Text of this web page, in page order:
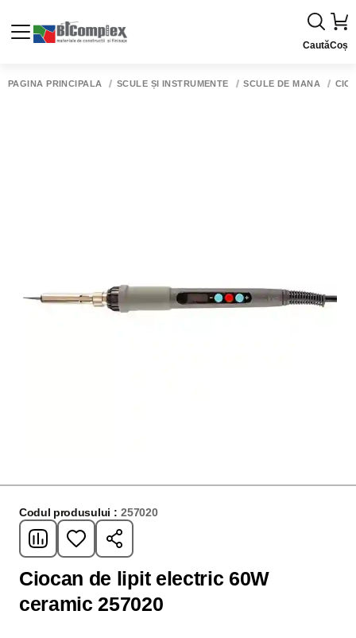
CautăCoș
PAGINA PRINCIPALĂ SCULE ȘI INSTRUMENTE SCULE DE MÂNĂ
Codul produsului : 257020
Ciocan de lipit electric 60W
ceramic 257020